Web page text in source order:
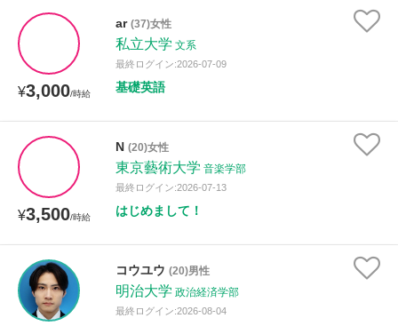
¥3,000/時給
ar (37)女性
私立大学 文系
最終ログイン:2026-07-09
基礎英語
¥3,500/時給
N (20)女性
東京藝術大学 音楽学部
最終ログイン:2026-07-13
はじめまして！
コウユウ (20)男性
明治大学 政治経済学部
最終ログイン:2026-08-04